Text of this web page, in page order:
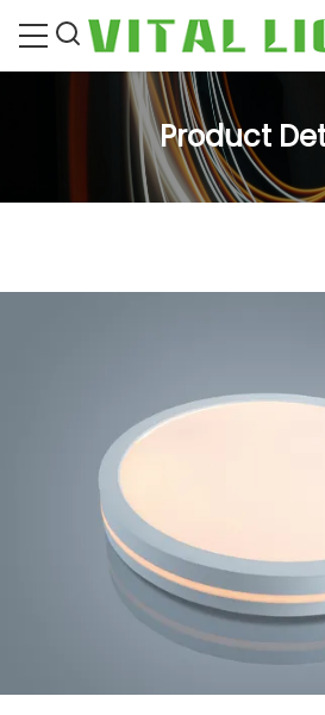
Product